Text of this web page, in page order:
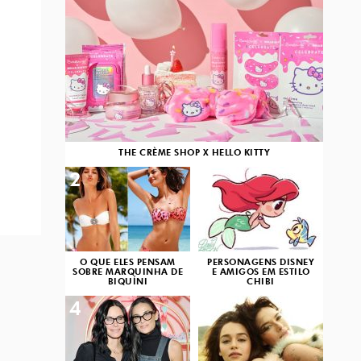
THE CRÈME SHOP X HELLO KITTY
O QUE ELES PENSAM
SOBRE MARQUINHA DE
BIQUÍNI
2
PERSONAGENS DISNEY
E AMIGOS EM ESTILO
CHIBI
3
4